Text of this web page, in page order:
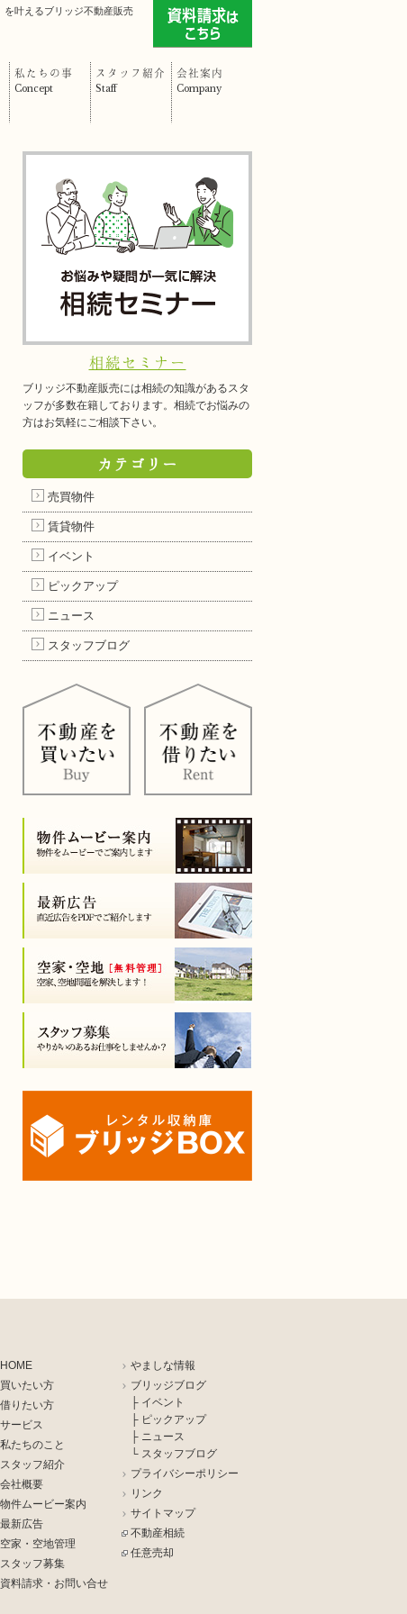
を叶えるブリッジ不動産販売
私たちの事
Concept
スタッフ紹介
Staff
会社案内
Company
相続セミナー
ブリッジ不動産販売には相続の知識があるスタ
ッフが多数在籍しております。相続でお悩みの
方はお気軽にご相談下さい。
カテゴリー
売買物件
賃貸物件
イベント
ピックアップ
ニュース
スタッフブログ
HOME
買いたい方
借りたい方
サービス
私たちのこと
スタッフ紹介
会社概要
物件ムービー案内
最新広告
空家・空地管理
スタッフ募集
資料請求・お問い合せ
やましな情報
ブリッジブログ
├ イベント
├ ピックアップ
├ ニュース
└ スタッフブログ
プライバシーポリシー
リンク
サイトマップ
不動産相続
任意売却